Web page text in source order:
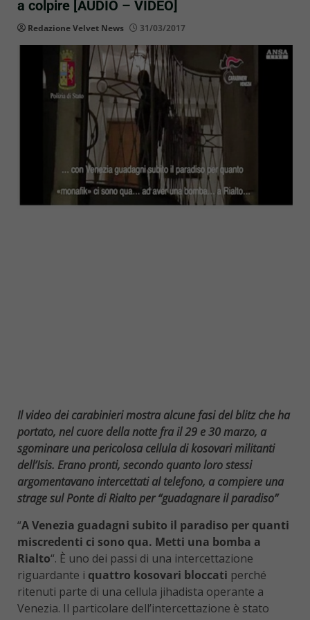
a colpire [AUDIO – VIDEO]
Redazione Velvet News 31/03/2017
Il video dei carabinieri mostra alcune fasi del blitz che ha
portato, nel cuore della notte fra il 29 e 30 marzo, a
sgominare una pericolosa cellula di kosovari militanti
dell’Isis. Erano pronti, secondo quanto loro stessi
argomentavano intercettati al telefono, a compiere una
strage sul Ponte di Rialto per “guadagnare il paradiso”
“A Venezia guadagni subito il paradiso per quanti
miscredenti ci sono qua. Metti una bomba a
Rialto“. È uno dei passi di una intercettazione
riguardante i quattro kosovari bloccati perché
ritenuti parte di una cellula jihadista operante a
Venezia. Il particolare dell’intercettazione è stato